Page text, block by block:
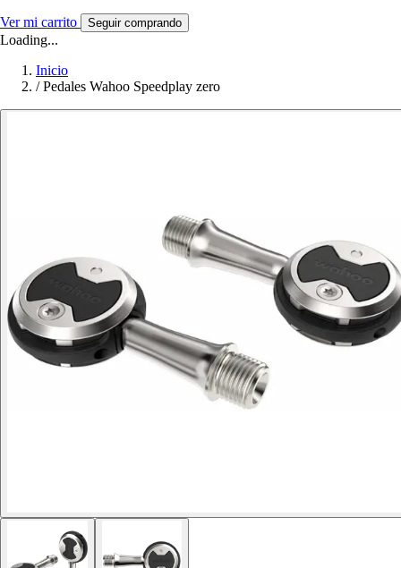
Ver mi carrito Seguir comprando
Loading...
Inicio
/ Pedales Wahoo Speedplay zero